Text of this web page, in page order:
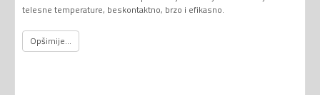
telesne temperature, beskontaktno, brzo i efikasno.
Opširnije...